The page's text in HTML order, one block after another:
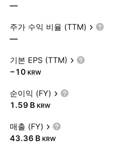
—
주가 수익 비율 (TTM)
—
기본 EPS (TTM)
−10 KRW
순이익 (FY)
‪1.59 B‬ KRW
매출 (FY)
‪43.36 B‬ KRW